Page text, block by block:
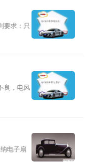
要求：只
良，电风
电子扇